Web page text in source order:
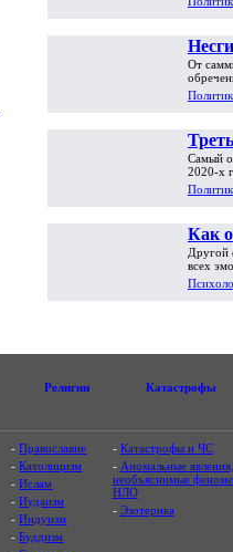
От
Самый
2020-х
Как
Другой
всех
Религии Катастрофы
-Православие
-Католицизм
-Ислам
-Иудаизм
-Индуизм
-Буддизм
- Катастрофы и ЧС
- Аномальные явления,
необъяснимые
НЛО
- Эзотерика